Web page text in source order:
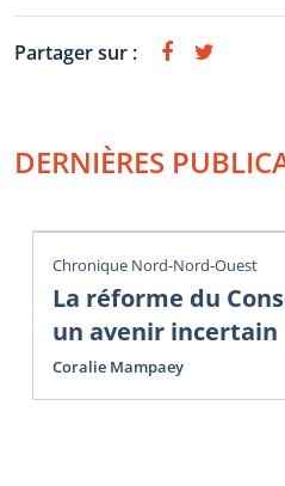
Partager sur :
DERNIÈRES
Chronique Nord-Nord-Ouest
La réforme du
un avenir incertain
Coralie Mampaey